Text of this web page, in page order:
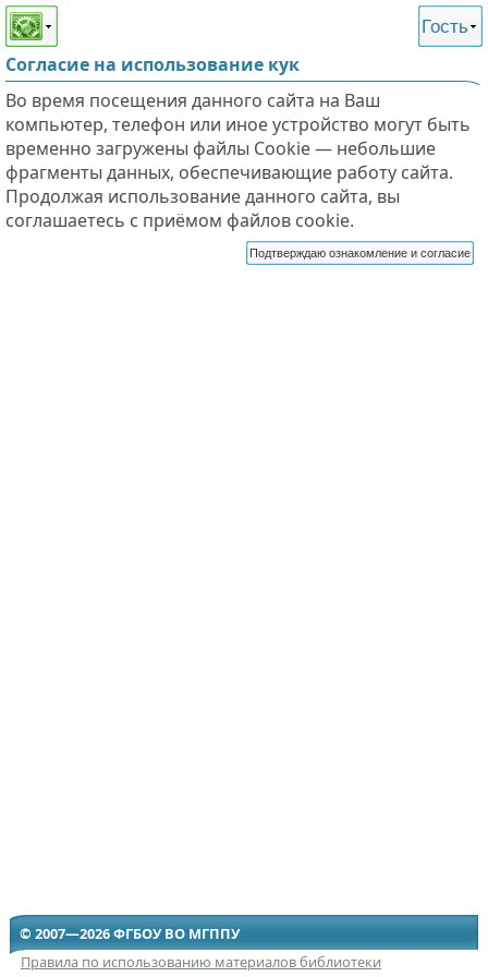
Этот сайт поддерживает
слабовидящих
Гость
Согласие на использование кук
Во время посещения данного сайта на Ваш
компьютер, телефон или иное устройство могут быть
временно загружены файлы Cookie — небольшие
фрагменты данных, обеспечивающие работу сайта.
Продолжая использование данного сайта, вы
соглашаетесь с приёмом файлов cookie.
Подтверждаю ознакомление и согласие
© 2007—2026 ФГБОУ ВО МГППУ
Правила по использованию материалов библиотеки